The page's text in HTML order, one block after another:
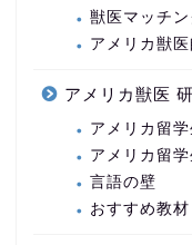
獣医マッチン
アメリカ獣
アメリカ獣医
アメリカ留
アメリカ留
言語の壁
おすすめ教材